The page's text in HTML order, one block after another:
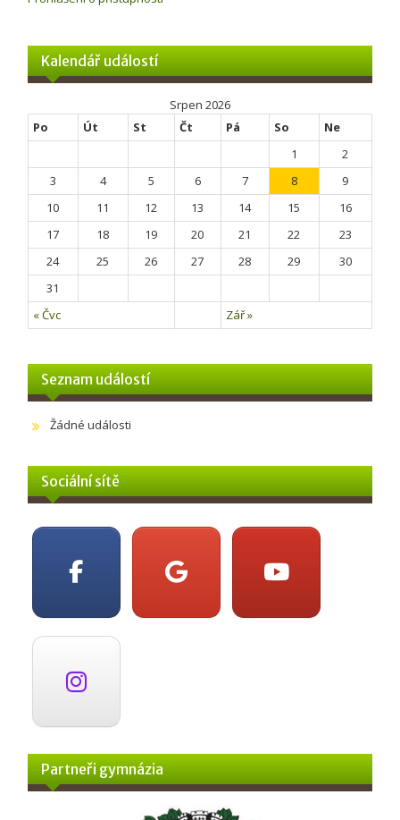
Kalendář událostí
Srpen 2026
Po
Út St Čt Pá So
Ne
1
2
3
4 5 6 7 8
9
10
11 12 13 14 15
16
17
18 19 20 21 22
23
24
25 26 27 28 29
30
31
« Čvc
Zář »
Seznam událostí
Žádné události
Sociální sítě
Partneři gymnázia